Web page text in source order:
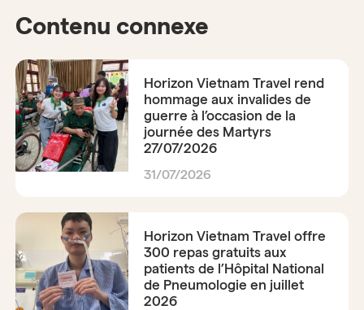
Contenu connexe
Horizon Vietnam Travel rend
hommage aux invalides de
guerre à l’occasion de la
journée des Martyrs
27/07/2026
31/07/2026
Horizon Vietnam Travel offre
300 repas gratuits aux
patients de l’Hôpital National
de Pneumologie en juillet
2026